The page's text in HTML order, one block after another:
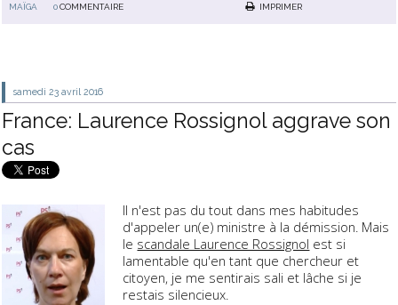
MAÏGA
0 COMMENTAIRE IMPRIMER
samedi 23 avril 2016
France: Laurence Rossignol aggrave son
cas
Il n'est pas du tout dans mes habitudes
d'appeler un(e) ministre à la démission. Mais
le scandale Laurence Rossignol est si
lamentable qu'en tant que chercheur et
citoyen, je me sentirais sali et lâche si je
restais silencieux.